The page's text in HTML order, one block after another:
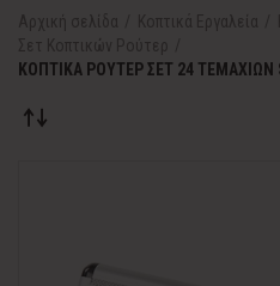
ΚΟΠΤΙΚΑ ΡΟΥΤΕΡ ΣΕΤ 24 ΤΕΜΑΧΙΩΝ